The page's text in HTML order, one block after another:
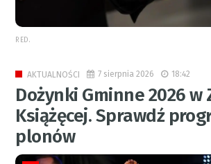
RED.
AKTUALNOŚCI 7 sierpnia 2026 18:42
Dożynki Gminne 2026 w
Książęcej. Sprawdź
plonów